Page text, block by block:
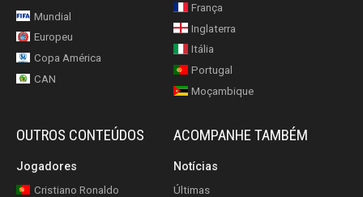
Mundial
Europeu
Copa América
CAN
França
Inglaterra
Itália
Portugal
Moçambique
OUTROS CONTEÚDOS
Jogadores
Cristiano Ronaldo
ACOMPANHE TAMBÉM
Notícias
Últimas